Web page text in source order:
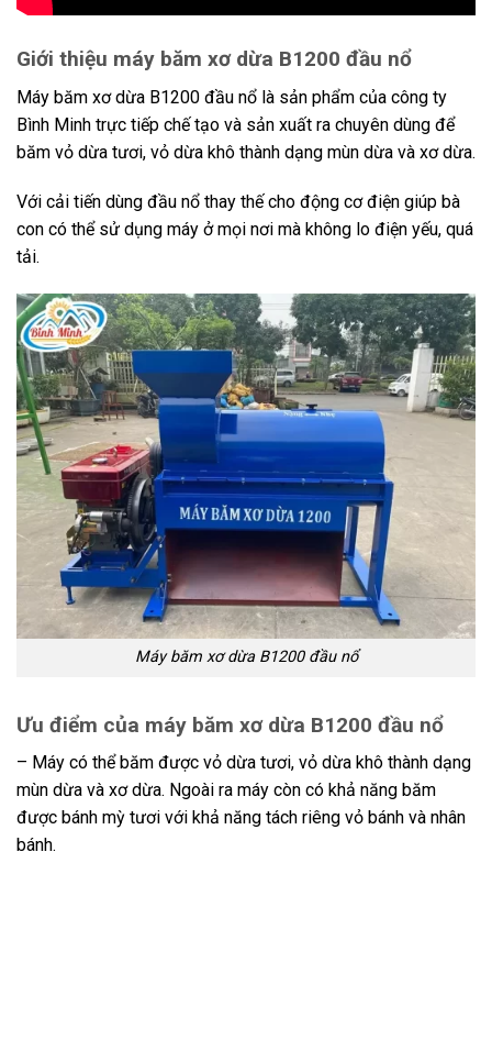
Giới thiệu máy băm xơ dừa B1200 đầu nổ
Máy băm xơ dừa B1200 đầu nổ là sản phẩm của công ty
Bình Minh trực tiếp chế tạo và sản xuất ra chuyên dùng để
băm vỏ dừa tươi, vỏ dừa khô thành dạng mùn dừa và xơ dừa.
Với cải tiến dùng đầu nổ thay thế cho động cơ điện giúp bà
con có thể sử dụng máy ở mọi nơi mà không lo điện yếu, quá
tải.
Máy băm xơ dừa B1200 đầu nổ
Ưu điểm của máy băm xơ dừa B1200 đầu nổ
– Máy có thể băm được vỏ dừa tươi, vỏ dừa khô thành dạng
mùn dừa và xơ dừa. Ngoài ra máy còn có khả năng băm
được bánh mỳ tươi với khả năng tách riêng vỏ bánh và nhân
bánh.